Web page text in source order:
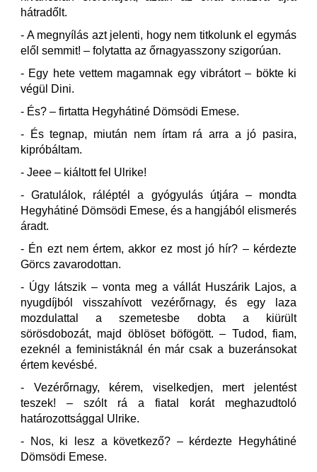
hátradőlt.
- A megnyílás azt jelenti, hogy nem titkolunk el egymás
elől semmit! – folytatta az őrnagyasszony szigorúan.
- Egy hete vettem magamnak egy vibrátort – bökte ki
végül Dini.
- És? – firtatta Hegyhátiné Dömsödi Emese.
- És tegnap, miután nem írtam rá arra a jó pasira,
kipróbáltam.
- Jeee – kiáltott fel Ulrike!
- Gratulálok, ráléptél a gyógyulás útjára – mondta
Hegyhátiné Dömsödi Emese, és a hangjából elismerés
áradt.
- Én ezt nem értem, akkor ez most jó hír? – kérdezte
Görcs zavarodottan.
- Úgy látszik – vonta meg a vállát Huszárik Lajos, a
nyugdíjból visszahívott vezérőrnagy, és egy laza
mozdulattal a szemetesbe dobta a kiürült
sörösdobozát, majd öblöset böfögött. – Tudod, fiam,
ezeknél a feministáknál én már csak a buzeránsokat
értem kevésbé.
- Vezérőrnagy, kérem, viselkedjen, mert jelentést
teszek! – szólt rá a fiatal korát meghazudtoló
határozottsággal Ulrike.
- Nos, ki lesz a következő? – kérdezte Hegyhátiné
Dömsödi Emese.